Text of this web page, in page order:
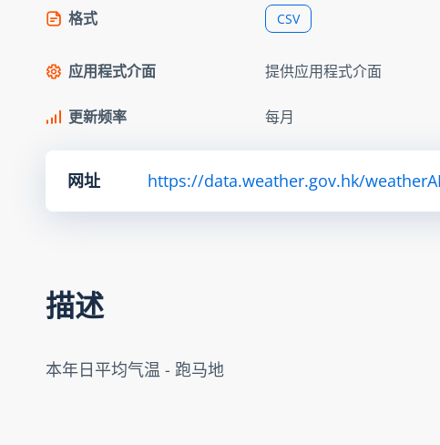
格式 CSV
应用程式介面 提供应用程式介面
更新频率 每月
网址 https://data.weather.gov.hk/
描述
本年日平均气温 - 跑马地